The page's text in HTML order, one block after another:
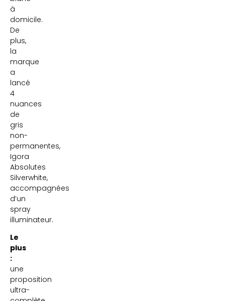
à
domicile.
De
plus,
la
marque
a
lancé
4
nuances
de
gris
non-
permanentes,
Igora
Absolutes
Silverwhite,
accompagnées
d’un
spray
illuminateur.
Le
plus
:
une
proposition
ultra-